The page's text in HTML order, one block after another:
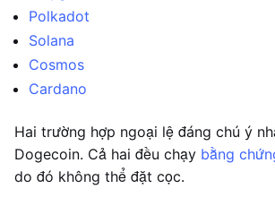
Polkadot
Solana
Cosmos
Cardano
Hai trường hợp ngoại lệ đáng chú ý
Dogecoin. Cả hai đều chạy bằng
do đó không thể đặt cọc.